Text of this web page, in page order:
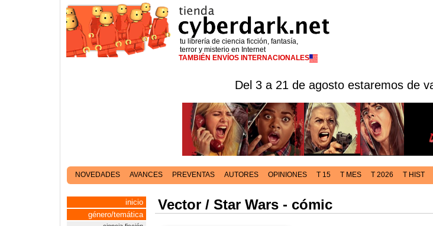
tu librería de ciencia ficción, fantasía,
terror y misterio en Internet
TAMBIÉN ENVÍOS INTERNACIONALES
Del 3 a 21 de agosto estaremos de
NOVEDADES AVANCES PREVENTAS AUTORES OPINIONES T 15 T MES T 2026 T HIST
inicio
género/temática
Vector / Star Wars - cómic